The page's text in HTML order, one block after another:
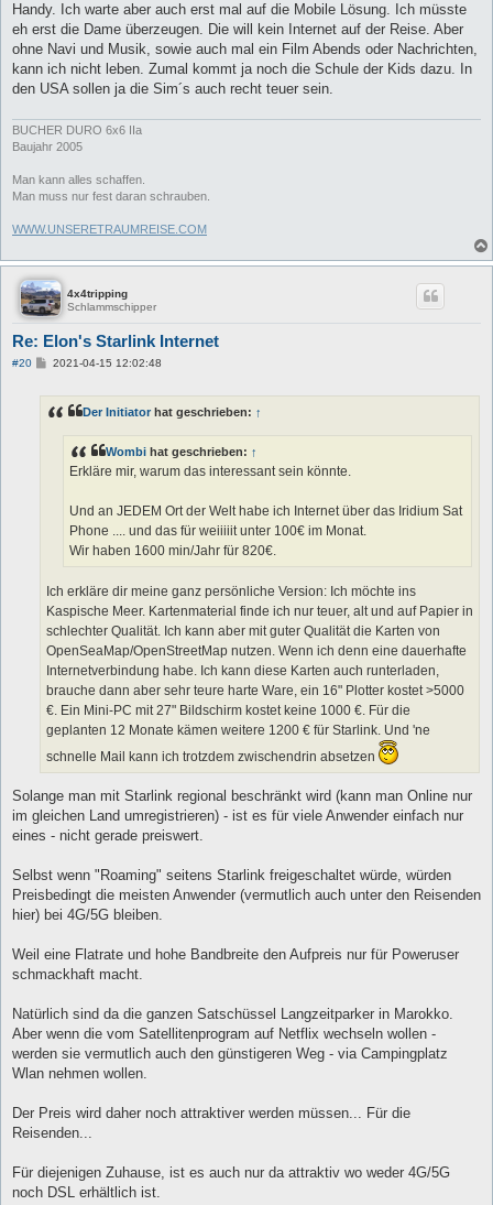
Handy. Ich warte aber auch erst mal auf die Mobile Lösung. Ich müsste
eh erst die Dame überzeugen. Die will kein Internet auf der Reise. Aber
ohne Navi und Musik, sowie auch mal ein Film Abends oder Nachrichten,
kann ich nicht leben. Zumal kommt ja noch die Schule der Kids dazu. In
den USA sollen ja die Sim´s auch recht teuer sein.
BUCHER DURO 6x6 IIa
Baujahr 2005
​Man kann alles schaffen.
Man muss nur fest daran schrauben.
WWW.UNSERETRAUMREISE.COM
4x4tripping
Schlammschipper
Re: Elon's Starlink Internet
#20
B
r
2021-04-15 12:02:48
Der Initiator hat geschrieben: ↑
Wombi hat geschrieben: ↑
Erkläre mir, warum das interessant sein könnte.
Und an JEDEM Ort der Welt habe ich Internet über das Iridium Sat
Phone .... und das für weiiiiit unter 100€ im Monat.
Wir haben 1600 min/Jahr für 820€.
Ich erkläre dir meine ganz persönliche Version: Ich möchte ins
Kaspische Meer. Kartenmaterial finde ich nur teuer, alt und auf Papier in
schlechter Qualität. Ich kann aber mit guter Qualität die Karten von
OpenSeaMap/OpenStreetMap nutzen. Wenn ich denn eine dauerhafte
Internetverbindung habe. Ich kann diese Karten auch runterladen,
brauche dann aber sehr teure harte Ware, ein 16" Plotter kostet >5000
€. Ein Mini-PC mit 27" Bildschirm kostet keine 1000 €. Für die
geplanten 12 Monate kämen weitere 1200 € für Starlink. Und 'ne
schnelle Mail kann ich trotzdem zwischendrin absetzen
Solange man mit Starlink regional beschränkt wird (kann man Online nur
im gleichen Land umregistrieren) - ist es für viele Anwender einfach nur
eines - nicht gerade preiswert.
Selbst wenn "Roaming" seitens Starlink freigeschaltet würde, würden
Preisbedingt die meisten Anwender (vermutlich auch unter den Reisenden
hier) bei 4G/5G bleiben.
Weil eine Flatrate und hohe Bandbreite den Aufpreis nur für Poweruser
schmackhaft macht.
Natürlich sind da die ganzen Satschüssel Langzeitparker in Marokko.
Aber wenn die vom Satellitenprogram auf Netflix wechseln wollen -
werden sie vermutlich auch den günstigeren Weg - via Campingplatz
Wlan nehmen wollen.
Der Preis wird daher noch attraktiver werden müssen... Für die
Reisenden...
Für diejenigen Zuhause, ist es auch nur da attraktiv wo weder 4G/5G
noch DSL erhältlich ist.